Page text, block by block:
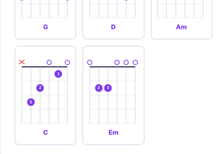
G D Am
3
2
1
C
2 3
Em